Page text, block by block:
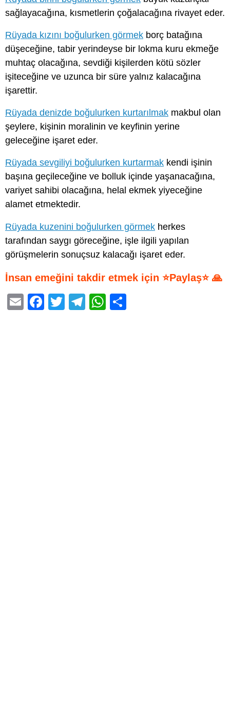
sağlayacağına, kısmetlerin çoğalacağına rivayet eder.
Rüyada kızını boğulurken görmek borç batağına
düşeceğine, tabir yerindeyse bir lokma kuru ekmeğe
muhtaç olacağına, sevdiği kişilerden kötü sözler
işiteceğine ve uzunca bir süre yalnız kalacağına
işarettir.
Rüyada denizde boğulurken kurtarılmak makbul olan
şeylere, kişinin moralinin ve keyfinin yerine
geleceğine işaret eder.
Rüyada sevgiliyi boğulurken kurtarmak kendi işinin
başına geçileceğine ve bolluk içinde yaşanacağına,
variyet sahibi olacağına, helal ekmek yiyeceğine
alamet etmektedir.
Rüyada kuzenini boğulurken görmek herkes
tarafından saygı göreceğine, işle ilgili yapılan
görüşmelerin sonuçsuz kalacağı işaret eder.
İnsan emeğini takdir etmek için ⭐Paylaş⭐ 🙏
E
F
T
T
W